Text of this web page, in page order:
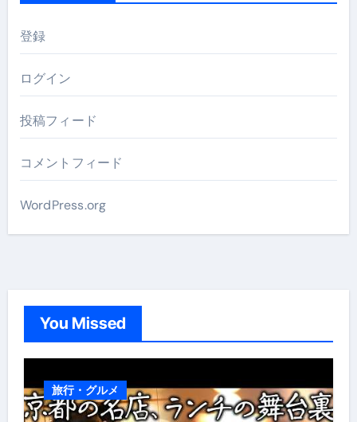
登録
ログイン
投稿フィード
コメントフィード
WordPress.org
You Missed
旅行・グルメ